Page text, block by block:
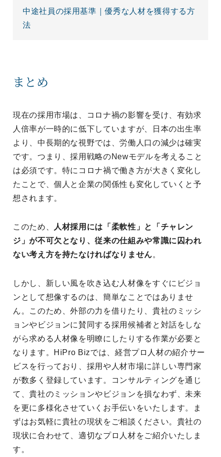
中途社員の採用基準｜優秀な人材を獲得する方
法
まとめ
現在の採用市場は、コロナ禍の影響を受け、有効求
人倍率が一時的に低下していますが、日本の出生率
より、中長期的な視野では、労働人口の減少は確実
です。つまり、採用戦略のNewモデルを考えること
は必須です。特にコロナ禍で働き方が大きく変化し
たことで、個人と企業の関係性も変化していくと予
想されます。
このため、
人材採用には「柔軟性」と「チャレン
ジ」が不可欠となり、従来の仕組みや常識に囚われ
ない考え方を持たなければなりません。
しかし、新しい風を吹き込む人材像をすぐにビジョ
ンとして想像するのは、簡単なことではありませ
ん。このため、外部の力を借りたり、貴社のミッシ
ョンやビジョンに賛同する採用候補者と対話をしな
がら求める人材像を明瞭にしたりする作業が必要と
なります。HiPro Bizでは、経営プロ人材の紹介サー
ビスを行っており、採用や人材市場に詳しい専門家
が数多く登録しています。コンサルティングを通じ
て、貴社のミッションやビジョンを損なわず、未来
を更に多様化させていくお手伝いをいたします。ま
ずはお気軽に貴社の現状をご相談ください。貴社の
現状に合わせて、適切なプロ人材をご紹介いたしま
す。